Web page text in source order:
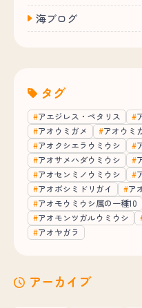
海ブログ
タグ
アエジレス・ペタリス
アオウミガメ
アオウミ
アオクシエラウミウシ
アオサメハダウミウシ
アオセンミノウミウシ
アオボシミドリガイ
ア
アオモウミウシ属の一種10
アオモンツガルウミウシ
アオヤガラ
アーカイブ